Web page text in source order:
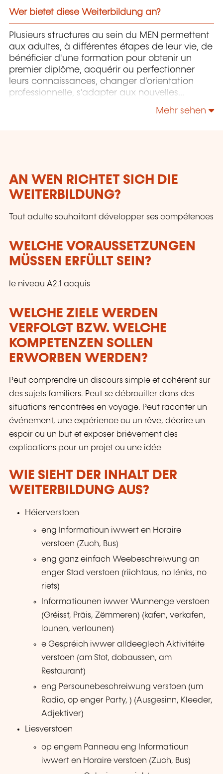
Wer bietet diese Weiterbildung an?
Plusieurs structures au sein du MEN permettent
aux adultes, à différentes étapes de leur vie, de
bénéficier d'une formation pour obtenir un
premier diplôme, acquérir ou perfectionner
leurs connaissances, changer d'orientation
professionnelle, s'adapter aux nouvelles
technologies, enrichir leur culture personnelle...
Mehr sehen
AN WEN RICHTET SICH DIE
WEITERBILDUNG?
Tout adulte souhaitant développer ses compétences
WELCHE VORAUSSETZUNGEN
MÜSSEN ERFÜLLT SEIN?
le niveau A2.1 acquis
WELCHE ZIELE WERDEN
VERFOLGT BZW. WELCHE
KOMPETENZEN SOLLEN
ERWORBEN WERDEN?
Peut comprendre un discours simple et cohérent sur
des sujets familiers. Peut se débrouiller dans des
situations rencontrées en voyage. Peut raconter un
événement, une expérience ou un rêve, décrire un
espoir ou un but et exposer brièvement des
explications pour un projet ou une idée
WIE SIEHT DER INHALT DER
WEITERBILDUNG AUS?
Héierverstoen
eng Informatioun iwwert en Horaire
verstoen (Zuch, Bus)
eng ganz einfach Weebeschreiwung an
enger Stad verstoen (riichtaus, no lénks, no
riets)
Informatiounen iwwer Wunnenge verstoen
(Gréisst, Präis, Zëmmeren) (kafen, verkafen,
lounen, verlounen)
e Gespréich iwwer alldeeglech Aktivitéite
verstoen (am Stot, dobaussen, am
Restaurant)
eng Persounebeschreiwung verstoen (um
Radio, op enger Party, ) (Ausgesinn, Kleeder,
Adjektiver)
Liesverstoen
op engem Panneau eng Informatioun
iwwert en Horaire verstoen (Zuch, Bus)